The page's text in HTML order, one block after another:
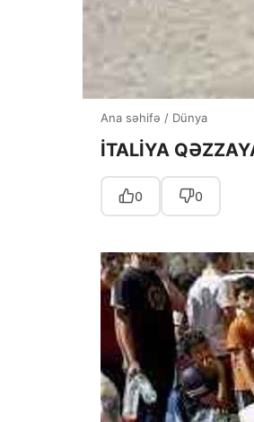
Ana səhifə / Dünya
İTALİYA
0 0